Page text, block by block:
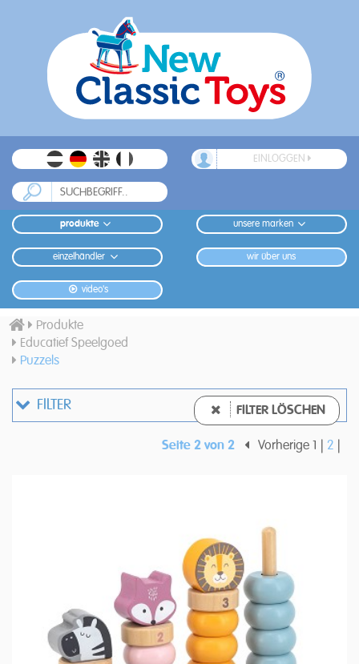
EINLOGGEN
produkte unsere marken
einzelhändler wir über uns
video's
Produkte
Educatief Speelgoed
Puzzels
FILTER FILTER LÖSCHEN
Seite 2 von 2 Vorherige 1 2